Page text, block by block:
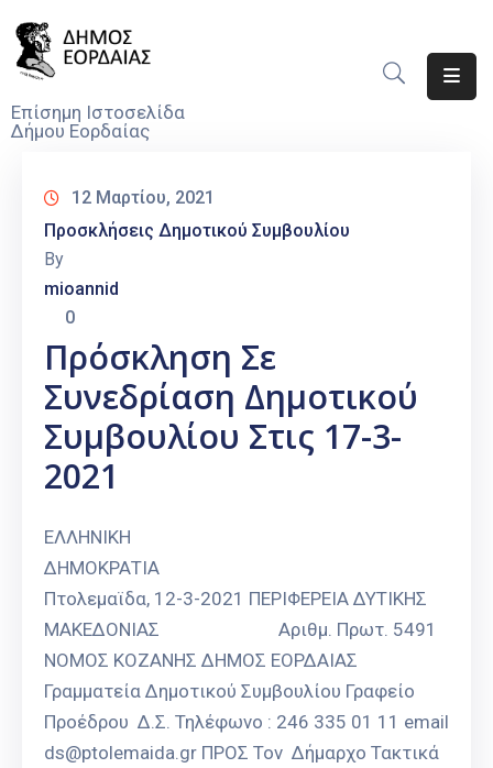
Επίσημη Ιστοσελίδα
Δήμου Εορδαίας
Νέα
Υπηρεσίες
Του
Δήμου
Προσκλήσεις
Αποφάσεις
Τηλέφωνα
12 Μαρτίου, 2021
Προσκλήσεις Δημοτικού Συμβουλίου
By
mioannid
0
Πρόσκληση Σε
Συνεδρίαση Δημοτικού
Συμβουλίου Στις 17-3-
2021
ΕΛΛΗΝΙΚΗ
ΔΗΜΟΚΡΑΤΙΑ
Πτολεμαϊδα, 12-3-2021 ΠΕΡΙΦΕΡΕΙΑ ΔΥΤΙΚΗΣ
ΜΑΚΕΔΟΝΙΑΣ Αριθμ. Πρωτ. 5491
ΝΟΜΟΣ ΚΟΖΑΝΗΣ ΔΗΜΟΣ ΕΟΡΔΑΙΑΣ
Γραμματεία Δημοτικού Συμβουλίου Γραφείο
Προέδρου Δ.Σ. Τηλέφωνο : 246 335 01 11 email
ds@ptolemaida.gr ΠΡΟΣ Τον Δήμαρχο Τακτικά